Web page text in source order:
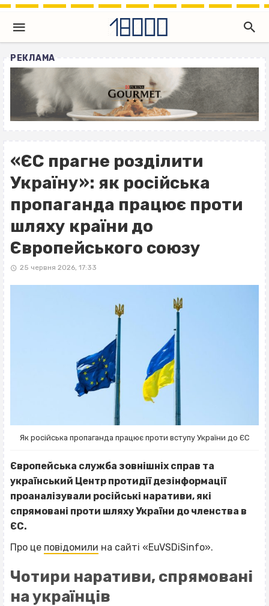
РЕКЛАМА
«ЄС прагне розділити
Україну»: як російська
пропаганда працює проти
шляху країни до
Європейського союзу
25 червня 2026, 17:33
Як російська пропаганда працює проти вступу України до ЄС
Європейська служба зовнішніх справ та
український Центр протидії дезінформації
проаналізували російські наративи, які
спрямовані проти шляху України до членства в
ЄС.
Про це повідомили на сайті «EuVSDiSinfo».
Чотири наративи, спрямовані
на українців